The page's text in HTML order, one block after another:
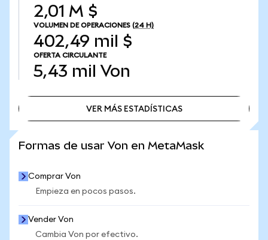
2,01 M $
VOLUMEN DE OPERACIONES (24 H)
402,49 mil $
OFERTA CIRCULANTE
5,43 mil Von
VER MÁS ESTADÍSTICAS
Formas de usar Von en MetaMask
Comprar Von
Empieza en pocos pasos.
Vender Von
Cambia Von por efectivo.